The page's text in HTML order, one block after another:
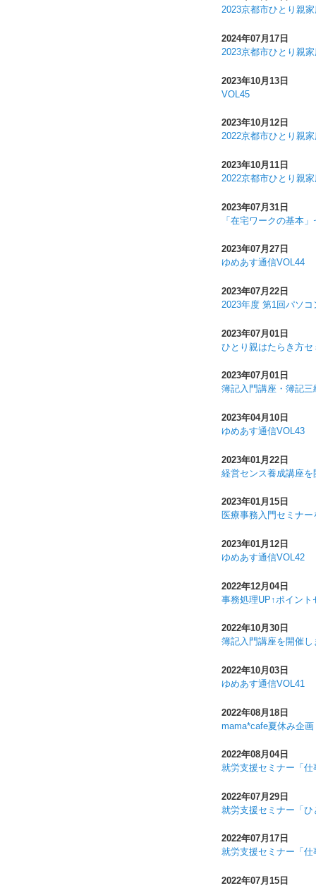
2023京都市ひとり親
2024年07月17日
2023京都市ひとり親
2023年10月13日
VOL45
2023年10月12日
2022京都市ひとり親
2023年10月11日
2022京都市ひとり親
2023年07月31日
「在宅ワークの基本
2023年07月27日
ゆめあす通信VOL44
2023年07月22日
2023年度 第1回パソ
2023年07月01日
ひとり親はたらき方
2023年07月01日
簿記入門講座・簿記
2023年04月10日
ゆめあす通信VOL43
2023年01月22日
経営センス養成講座
2023年01月15日
医療事務入門セミナ
2023年01月12日
ゆめあす通信VOL42
2022年12月04日
事務処理UP↑ポイン
2022年10月30日
簿記入門講座を開催し
2022年10月03日
ゆめあす通信VOL41
2022年08月18日
mama*cafe夏休み企
2022年08月04日
就労支援セミナー「
2022年07月29日
就労支援セミナー「
2022年07月17日
就労支援セミナー「
2022年07月15日